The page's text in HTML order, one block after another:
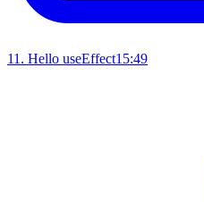
11 . Hello useEffect15:49